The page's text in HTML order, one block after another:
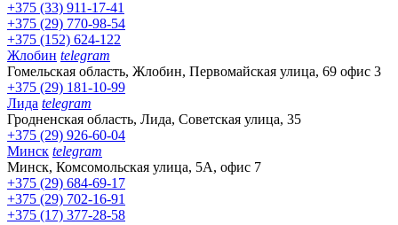
+375 (33) 911-17-41
+375 (29) 770-98-54
+375 (152) 624-122
Жлобин telegram
Гомельская область, Жлобин, Первомайская улица, 69 офис 3
+375 (29) 181-10-99
Лида telegram
Гродненская область, Лида, Советская улица, 35
+375 (29) 926-60-04
Минск telegram
Минск, Комсомольская улица, 5А, офис 7
+375 (29) 684-69-17
+375 (29) 702-16-91
+375 (17) 377-28-58